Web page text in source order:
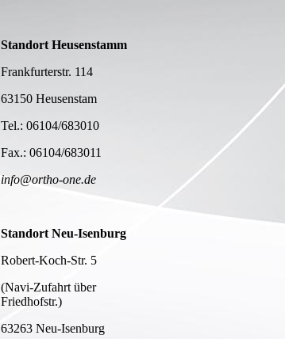
Standort Heusenstamm
Frankfurterstr. 114
63150 Heusenstam
Tel.: 06104/683010
Fax.: 06104/683011
info@ortho-one.de
Standort Neu-Isenburg
Robert-Koch-Str. 5
(Navi-Zufahrt über
Friedhofstr.)
63263 Neu-Isenburg